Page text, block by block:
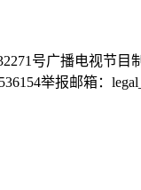
号广播电视节目
举报邮箱：